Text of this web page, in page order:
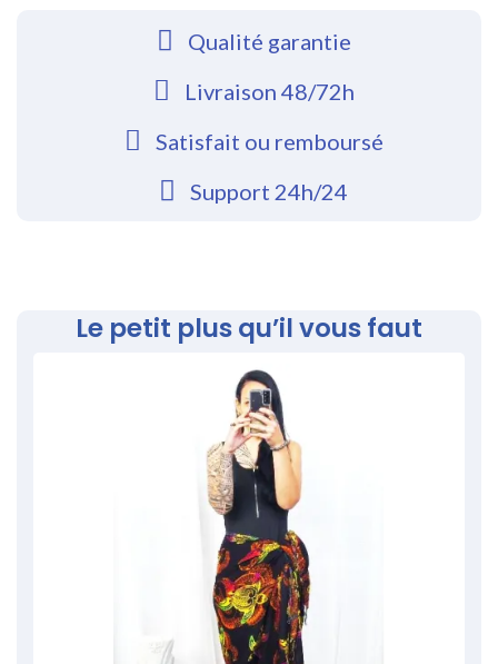
Qualité garantie
Livraison 48/72h
Satisfait ou remboursé
Support 24h/24
Le petit plus qu’il vous faut